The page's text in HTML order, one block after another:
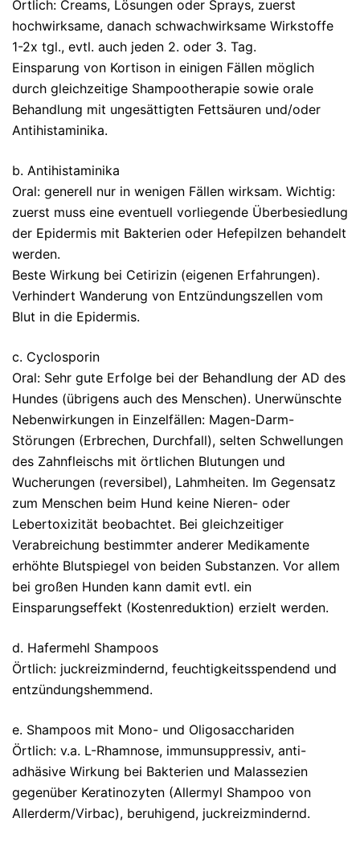
Örtlich: Creams, Lösungen oder Sprays, zuerst
hochwirksame, danach schwachwirksame Wirkstoffe
1-2x tgl., evtl. auch jeden 2. oder 3. Tag.
Einsparung von Kortison in einigen Fällen möglich
durch gleichzeitige Shampootherapie sowie orale
Behandlung mit ungesättigten Fettsäuren und/oder
Antihistaminika.
b. Antihistaminika
Oral: generell nur in wenigen Fällen wirksam. Wichtig:
zuerst muss eine eventuell vorliegende Überbesiedlung
der Epidermis mit Bakterien oder Hefepilzen behandelt
werden.
Beste Wirkung bei Cetirizin (eigenen Erfahrungen).
Verhindert Wanderung von Entzündungszellen vom
Blut in die Epidermis.
c. Cyclosporin
Oral: Sehr gute Erfolge bei der Behandlung der AD des
Hundes (übrigens auch des Menschen). Unerwünschte
Nebenwirkungen in Einzelfällen: Magen-Darm-
Störungen (Erbrechen, Durchfall), selten Schwellungen
des Zahnfleischs mit örtlichen Blutungen und
Wucherungen (reversibel), Lahmheiten. Im Gegensatz
zum Menschen beim Hund keine Nieren- oder
Lebertoxizität beobachtet. Bei gleichzeitiger
Verabreichung bestimmter anderer Medikamente
erhöhte Blutspiegel von beiden Substanzen. Vor allem
bei großen Hunden kann damit evtl. ein
Einsparungseffekt (Kostenreduktion) erzielt werden.
d. Hafermehl Shampoos
Örtlich: juckreizmindernd, feuchtigkeitsspendend und
entzündungshemmend.
e. Shampoos mit Mono- und Oligosacchariden
Örtlich: v.a. L-Rhamnose, immunsuppressiv, anti-
adhäsive Wirkung bei Bakterien und Malassezien
gegenüber Keratinozyten (Allermyl Shampoo von
Allerderm/Virbac), beruhigend, juckreizmindernd.